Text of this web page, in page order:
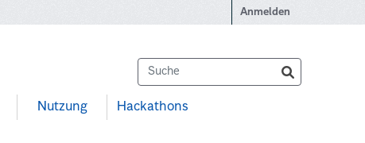
Anmelden
Nutzung Hackathons